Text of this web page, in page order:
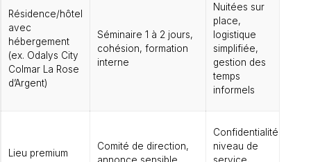
Résidence/hôtel
avec
hébergement
(ex. Odalys City
Colmar La Rose
d’Argent)
Séminaire 1 à 2 jours,
cohésion, formation
interne
Nuitées sur
place,
logistique
simplifiée,
gestion des
temps
informels
Lieu premium
Comité de direction,
annonce sensible,
Confidentialité,
niveau de
service,